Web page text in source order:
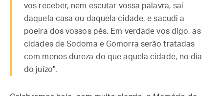
vos receber, nem escutar vossa palavra, saí
daquela casa ou daquela cidade, e sacudi a
poeira dos vossos pés. Em verdade vos digo, as
cidades de Sodoma e Gomorra serão tratadas
com menos dureza do que aquela cidade, no dia
do juízo".